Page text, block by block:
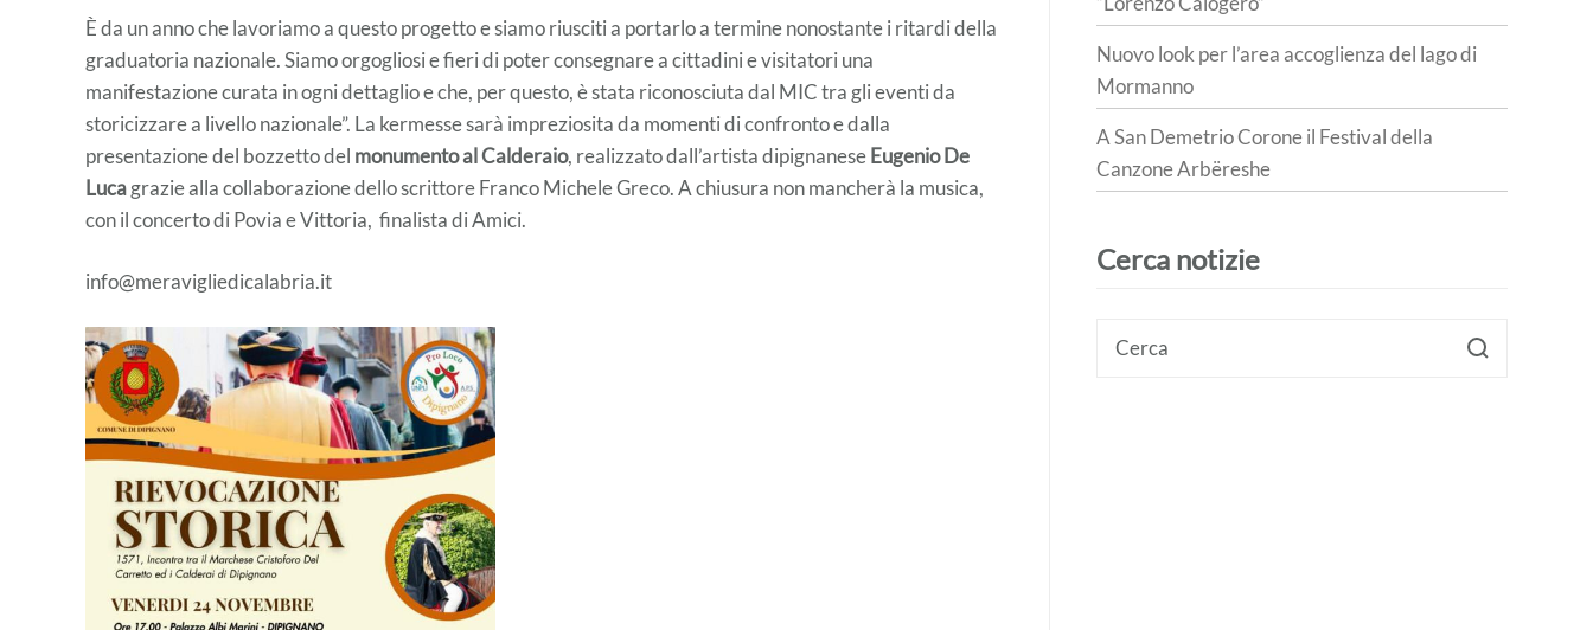
È da un anno che lavoriamo a questo progetto e siamo riusciti a portarlo a termine nonostante i ritardi della
graduatoria nazionale. Siamo orgogliosi e fieri di poter consegnare a cittadini e visitatori una
manifestazione curata in ogni dettaglio e che, per questo, è stata riconosciuta dal MIC tra gli eventi da
storicizzare a livello nazionale”. La kermesse sarà impreziosita da momenti di confronto e dalla
presentazione del bozzetto del monumento al Calderaio, realizzato dall’artista dipignaneseEugenio De
Lucagrazie alla collaborazione dello scrittore Franco Michele Greco. A chiusura non mancherà la musica,
con il concerto di Povia e Vittoria, finalista di Amici.
info@meravigliedicalabria.it
Nuovo look per l’area accoglienza del lago di
Mormanno
A San Demetrio Corone il Festival della
Canzone Arbëreshe
Cerca notizie